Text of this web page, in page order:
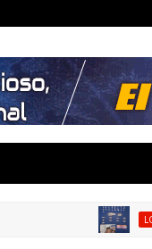
LOCAL